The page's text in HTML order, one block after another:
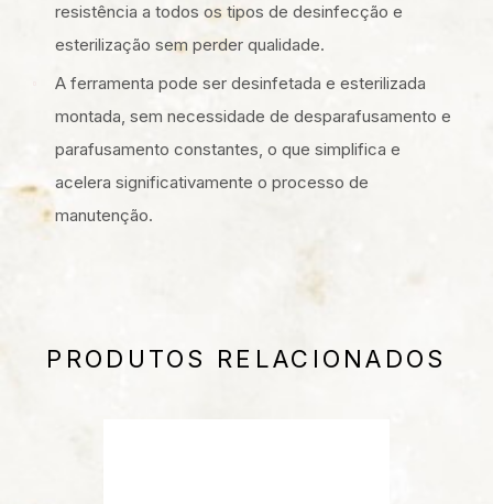
resistência a todos os tipos de desinfecção e
esterilização sem perder qualidade.
A ferramenta pode ser desinfetada e esterilizada
montada, sem necessidade de desparafusamento e
parafusamento constantes, o que simplifica e
acelera significativamente o processo de
manutenção.
PRODUTOS RELACIONADOS